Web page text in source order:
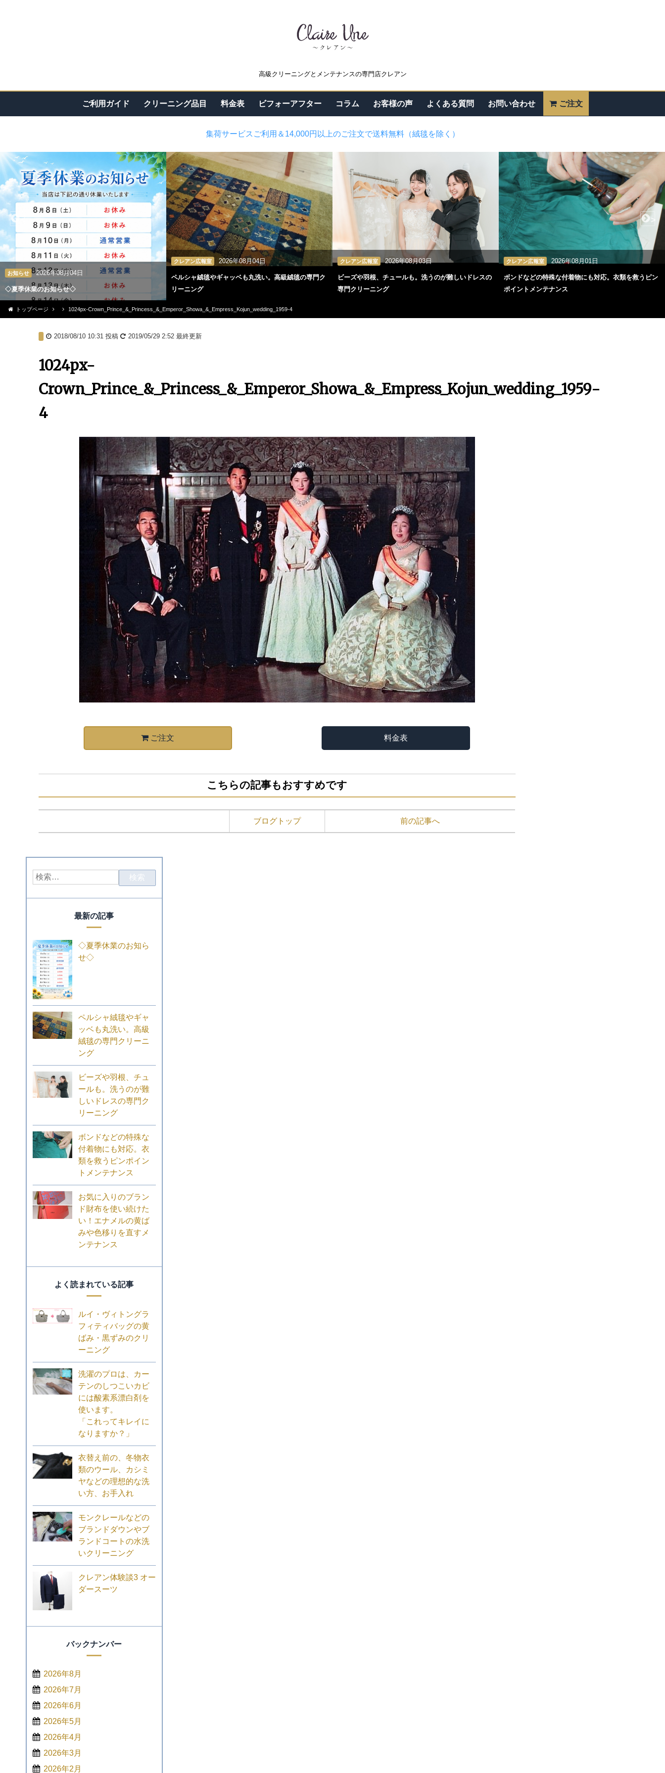
高級クリーニングとメンテナンスの専門店クレアン
ご利用ガイド クリーニング品目 料金表 ビフォーアフター コラム お客様の声 よくある質問 お問い合わせ ご注文
集荷サービスご利用＆14,000円以上のご注文で送料無料（絨毯を除く）
お知らせ 2026年08月04日
◇夏季休業のお知らせ◇
クレアン広報室 2026年08月04日
ペルシャ絨毯やギャッベも丸洗い。高級絨毯の専門ク
リーニング
クレアン広報室 2026年08月03日
ビーズや羽根、チュールも。洗うのが難しいドレスの
専門クリーニング
クレアン広報室 2026年08月01日
ボンドなどの特殊な付着物にも対応。衣類を救うピン
ポイントメンテナンス
< >
トップページ 1024px-Crown_Prince_&_Princess_&_Emperor_Showa_&_Empress_Kojun_wedding_1959-4
2018/08/10 10:31投稿 2019/05/29 2:52最終更新
1024px-
Crown_Prince_&_Princess_&_Emperor_Showa_&_Empress_Kojun_wedding_1959-
4
ご注文 料金表
こちらの記事もおすすめです
ブログトップ 前の記事へ
最新の記事
◇夏季休業のお知ら
せ◇
ペルシャ絨毯やギャ
ッベも丸洗い。高級
絨毯の専門クリーニ
ング
ビーズや羽根、チュ
ールも。洗うのが難
しいドレスの専門ク
リーニング
ボンドなどの特殊な
付着物にも対応。衣
類を救うピンポイン
トメンテナンス
お気に入りのブラン
ド財布を使い続けた
い！エナメルの黄ば
みや色移りを直すメ
ンテナンス
よく読まれている記事
ルイ・ヴィトングラ
フィティバッグの黄
ばみ・黒ずみのクリ
ーニング
洗濯のプロは、カー
テンのしつこいカビ
には酸素系漂白剤を
使います。
「これってキレイに
なりますか？」
衣替え前の、冬物衣
類のウール、カシミ
ヤなどの理想的な洗
い方、お手入れ
モンクレールなどの
ブランドダウンやブ
ランドコートの水洗
いクリーニング
クレアン体験談3 オー
ダースーツ
バックナンバー
2026年8月
2026年7月
2026年6月
2026年5月
2026年4月
2026年3月
2026年2月